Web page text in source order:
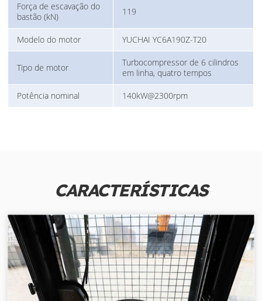
Força de escavação do
bastão (kN)
119
Modelo do motor YUCHAI YC6A190Z-T20
Tipo de motor
Turbocompressor de 6 cilindros
em linha, quatro tempos
Potência nominal 140kW@2300rpm
CARACTERÍSTICAS